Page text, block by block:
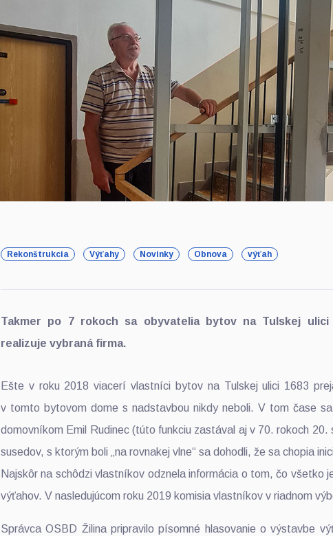
Rekonštrukcia Výťahy Novinky Obnova výťah
Takmer po 7 rokoch sa obyvatelia bytov na Tulskej
realizuje vybraná firma.
Ešte v roku 2018 viacerí vlastníci bytov na Tulskej ulici 1683
v tomto bytovom dome s nadstavbou nikdy neboli. V tom čase
domovníkom Emil Rudinec (túto funkciu zastával aj v 70. rokoch 20.
susedov, s ktorým boli „na rovnakej vlne“ sa dohodli, že sa chopia
Najskôr na schôdzi vlastníkov odznela informácia o tom, čo všetko
výťahov. V nasledujúcom roku 2019 komisia vlastníkov v riadnom
Správca OSBD Žilina pripravilo písomné hlasovanie o výstavbe